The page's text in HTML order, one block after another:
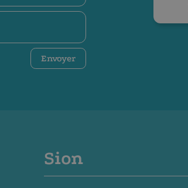
Envoyer
Sion